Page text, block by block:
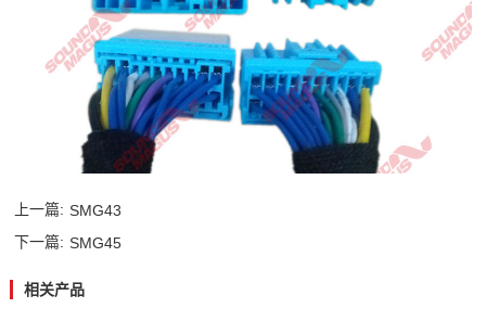
上一篇: SMG43
下一篇: SMG45
相关产品
车载扬声器
其他配件
历史产品
酷车酷图
MP系列 AP处理器系列
AP功放系列
CS系列 R系列
C系列
车载播放器 遥控面板
蓝牙模块
车载扬声器 其他配件
公司简介 历程与荣誉
联系我们